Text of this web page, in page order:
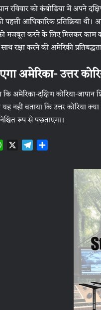
रविवार को कंबोडिया में अपने
पहली आधिकारिक प्रतिक्रिया
को मजबूत करने के लिए मिलकर काम
रक्षा करने की अमेरिकी
अमेरिका- उत्तर
अमेरिका-दक्षिण कोरिया-
यह नहीं बताया कि उत्तर
रूप से पछताएगा।
W X T